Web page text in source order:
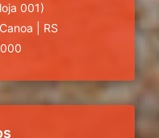
001)
RS